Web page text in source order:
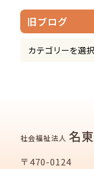
旧ブログ
社会福祉法人 名
〒470-0124